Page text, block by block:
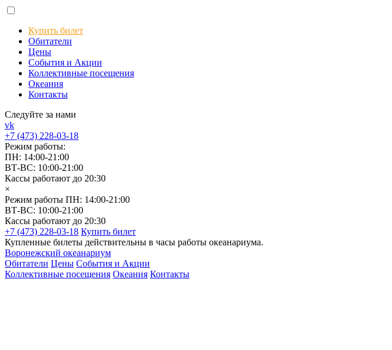
Купить билет
Обитатели
Цены
События и Акции
Коллективные посещения
Океания
Контакты
Следуйте за нами
vk
+7 (473) 228-03-18
Режим работы:
ПН: 14:00-21:00
ВТ-ВС: 10:00-21:00
Кассы работают до 20:30
×
Режим работы ПН: 14:00-21:00
ВТ-ВС: 10:00-21:00
Кассы работают до 20:30
+7 (473) 228-03-18 Купить билет
Купленные билеты действительны в часы работы океанариума.
Воронежский океанариум
Обитатели Цены События и Акции
Коллективные посещения Океания Контакты